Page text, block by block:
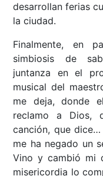
desarrollan ferias
la ciudad.
Finalmente, en
simbiosis de
juntanza en el
musical del
me deja, donde
reclamo a Dios,
canción, que
me ha negado un
Vino y cambió mi
misericordia lo